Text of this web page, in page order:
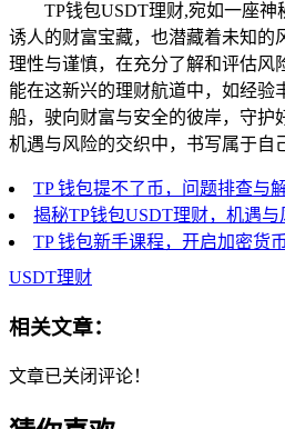
TP钱包USDT理财,宛如一座
诱人的财富宝藏，也潜藏着未知的
理性与谨慎，在充分了解和评估风
能在这新兴的理财航道中，如经验
船，驶向财富与安全的彼岸，守护
机遇与风险的交织中，书写属于自
TP 钱包提不了币，问题排查与
揭秘TP钱包USDT理财，机遇与
TP 钱包新手课程，开启加密货
USDT理财
相关文章：
文章已关闭评论！